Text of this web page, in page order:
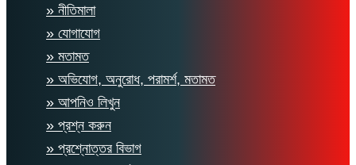
» নীতিমালা
» যোগাযোগ
» মতামত
» অভিযোগ, অনুরোধ, পরামর্শ, মতামত
» আপনিও লিখুন
» প্রশ্ন করুন
» প্রশ্নোত্তর বিভাগ